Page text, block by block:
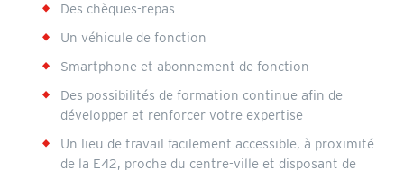
Des chèques-repas
Un véhicule de fonction
Smartphone et abonnement de fonction
Des possibilités de formation continue afin de
développer et renforcer votre expertise
Un lieu de travail facilement accessible, à proximité
de la E42, proche du centre-ville et disposant de